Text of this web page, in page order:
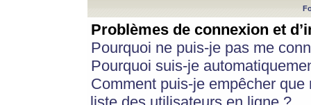
Problèmes de connexion et
Pourquoi ne puis-je pas me
Pourquoi suis-je
Comment puis-je empêcher